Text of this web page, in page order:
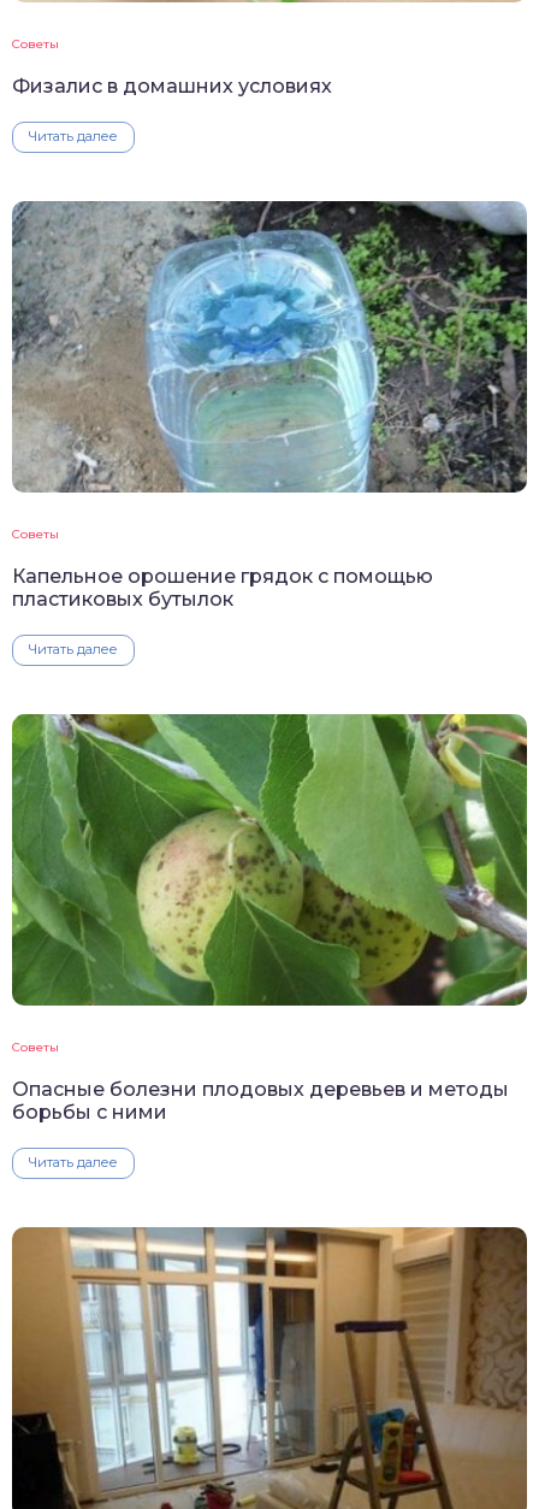
Советы
Физалис в домашних условиях
Читать далее
Советы
Капельное орошение грядок с помощью
пластиковых бутылок
Читать далее
Советы
Опасные болезни плодовых деревьев и методы
борьбы с ними
Читать далее